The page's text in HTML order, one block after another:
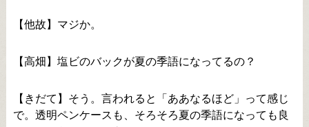
【他故】マジか。
【高畑】塩ビのバックが夏の季語になってるの？
【きだて】そう。言われると「ああなるほど」って感じ
で。透明ペンケースも、そろそろ夏の季語になっても良